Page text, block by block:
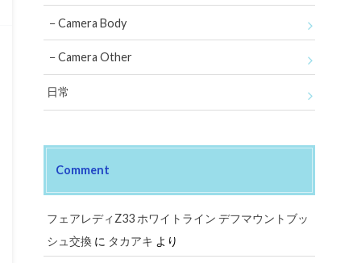
Camera Body
Camera Other
日常
Comment
フェアレディZ33 ホワイトライン デフマウントブッ
シュ交換に タカアキ より